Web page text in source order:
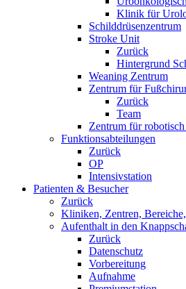
Klinik für
Schilddrüsenzentrum
Stroke Unit
Zurück
Hintergrund
Weaning Zentrum
Zentrum für
Zurück
Team
Zentrum für
Funktionsabteilungen
Zurück
OP
Intensivstation
Patienten & Besucher
Zurück
Kliniken, Zentren,
Aufenthalt in den
Zurück
Datenschutz
Vorbereitung
Aufnahme